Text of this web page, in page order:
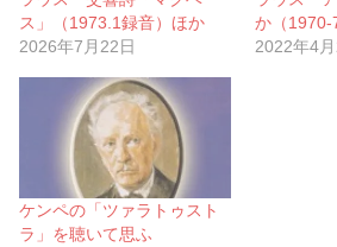
ス」（1973.1録音）ほか
2026年7月22日
か（1970-
2022年4月
ケンペの「ツァラトゥスト
ラ」を聴いて思ふ